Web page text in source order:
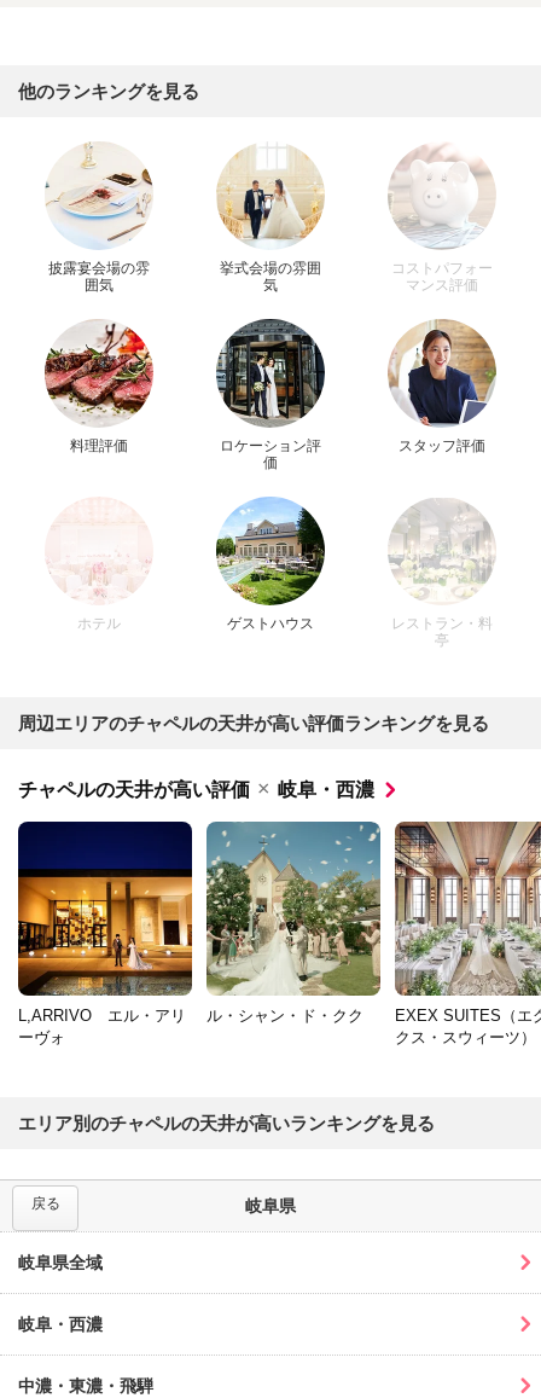
他のランキングを見る
披露宴会場の雰
囲気
挙式会場の雰囲
気
コストパフォー
マンス評価
料理評価
ロケーション評
価
スタッフ評価
ホテル ゲストハウス
レストラン・料
亭
周辺エリアのチャペルの天井が高い評価ランキングを見る
チャペルの天井が高い評価 × 岐阜・西濃
L,ARRIVO エル・アリ
ーヴォ
ル・シャン・ド・クク
EXEX SUITES（エ
クス・スウィーツ）
エリア別のチャペルの天井が高いランキングを見る
岐阜県
戻る
岐阜県全域
岐阜・西濃
中濃・東濃・飛騨